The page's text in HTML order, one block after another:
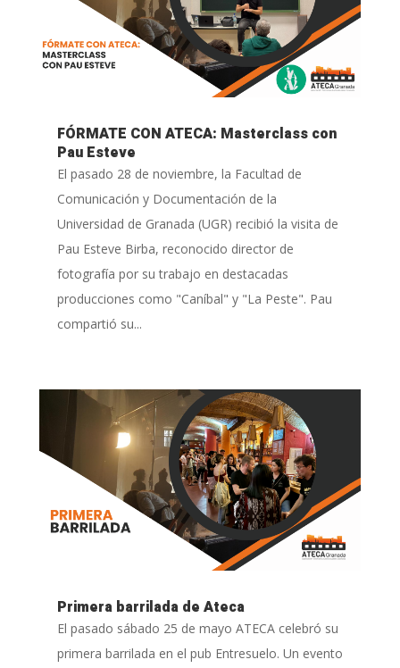
FÓRMATE CON ATECA: Masterclass con
Pau Esteve
El pasado 28 de noviembre, la Facultad de
Comunicación y Documentación de la
Universidad de Granada (UGR) recibió la visita de
Pau Esteve Birba, reconocido director de
fotografía por su trabajo en destacadas
producciones como "Caníbal" y "La Peste". Pau
compartió su...
Primera barrilada de Ateca
El pasado sábado 25 de mayo ATECA celebró su
primera barrilada en el pub Entresuelo. Un evento